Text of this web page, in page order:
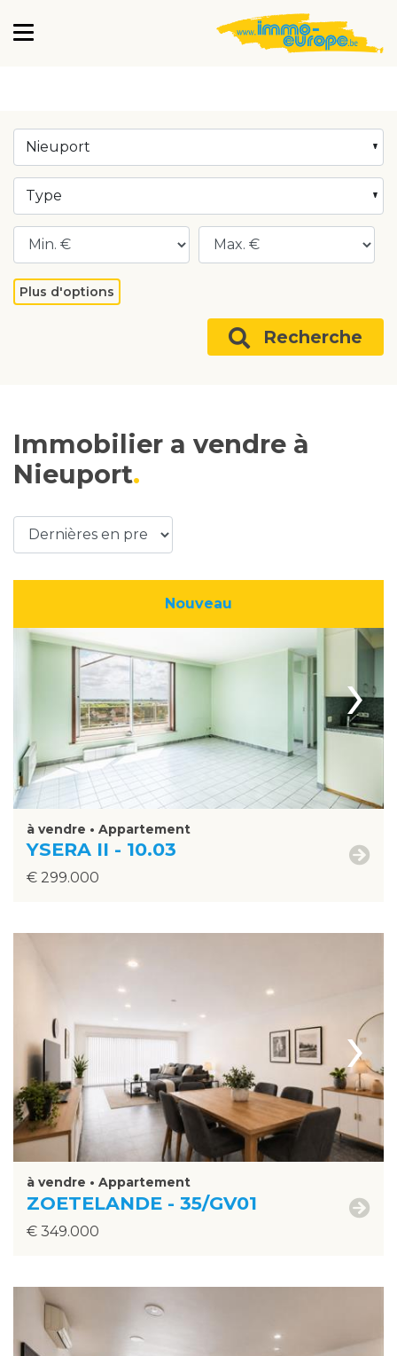
Nieuport
Type
Plus d'options
Recherche
Immobilier a vendre à
Nieuport
Nouveau
›
à vendre • Appartement
YSERA II - 10.03
€ 299.000
›
à vendre • Appartement
ZOETELANDE - 35/GV01
€ 349.000